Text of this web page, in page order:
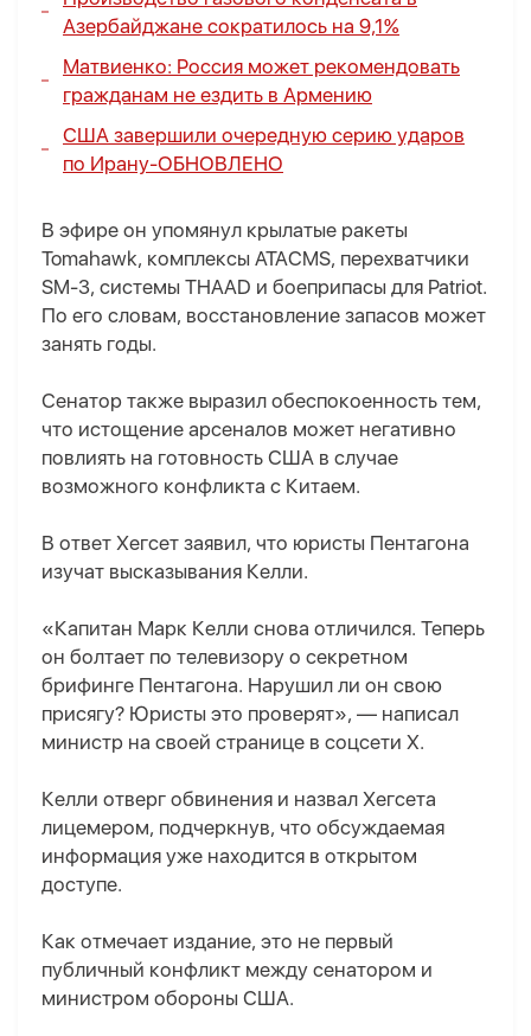
Азербайджане сократилось на 9,1%
Матвиенко: Россия может рекомендовать
гражданам не ездить в Армению
США завершили очередную серию ударов
по Ирану-ОБНОВЛЕНО
В эфире он упомянул крылатые ракеты
Tomahawk, комплексы ATACMS, перехватчики
SM-3, системы THAAD и боеприпасы для Patriot.
По его словам, восстановление запасов может
занять годы.
Сенатор также выразил обеспокоенность тем,
что истощение арсеналов может негативно
повлиять на готовность США в случае
возможного конфликта с Китаем.
В ответ Хегсет заявил, что юристы Пентагона
изучат высказывания Келли.
«Капитан Марк Келли снова отличился. Теперь
он болтает по телевизору о секретном
брифинге Пентагона. Нарушил ли он свою
присягу? Юристы это проверят», — написал
министр на своей странице в соцсети X.
Келли отверг обвинения и назвал Хегсета
лицемером, подчеркнув, что обсуждаемая
информация уже находится в открытом
доступе.
Как отмечает издание, это не первый
публичный конфликт между сенатором и
министром обороны США.